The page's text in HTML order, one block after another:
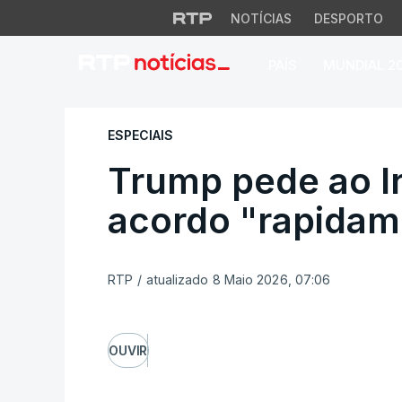
NOTÍCIAS DESPORTO
Trump pede ao
ESPECIAIS
Trump pede ao
acordo
RTP / atualizado 8 Maio 2026, 07:06
OUVIR